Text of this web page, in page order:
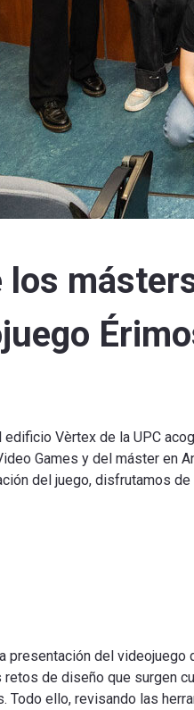
Vèrtex de la UPC
Games y del máster en
del juego, disfrutamos
presentación del videojuego
de diseño que surgen
Todo ello, revisando las